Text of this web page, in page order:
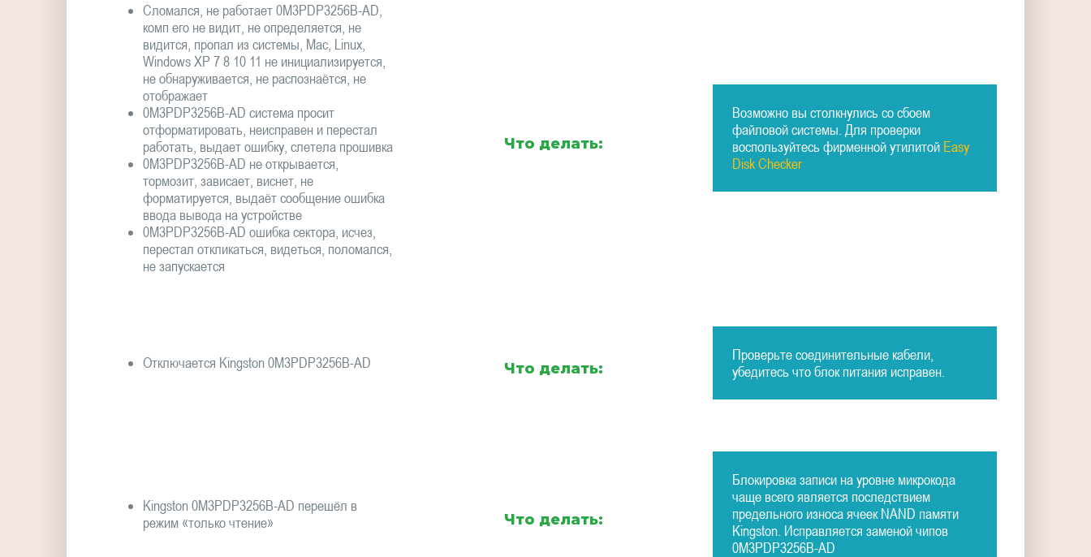
Сломался, не работает 0M3PDP3256B-AD,
комп его не видит, не определяется, не
видится, пропал из системы, Mac, Linux,
Windows XP 7 8 10 11 не инициализируется,
не обнаруживается, не распознаётся, не
отображает
0M3PDP3256B-AD система просит
отформатировать, неисправен и перестал
работать, выдает ошибку, слетела прошивка
0M3PDP3256B-AD не открывается,
тормозит, зависает, виснет, не
форматируется, выдаёт сообщение ошибка
ввода вывода на устройстве
0M3PDP3256B-AD ошибка сектора, исчез,
перестал откликаться, видеться, поломался,
не запускается
Что делать:
Возможно вы столкнулись со сбоем
файловой системы. Для проверки
воспользуйтесь фирменной утилитой Easy
Disk Checker
Отключается Kingston 0M3PDP3256B-AD Что делать:
Проверьте соединительные кабели,
убедитесь что блок питания исправен.
Kingston 0M3PDP3256B-AD перешёл в
режим «только чтение»
Что делать:
Блокировка записи на уровне микрокода
чаще всего является последствием
предельного износа ячеек NAND памяти
Kingston. Исправляется заменой чипов
0M3PDP3256B-AD